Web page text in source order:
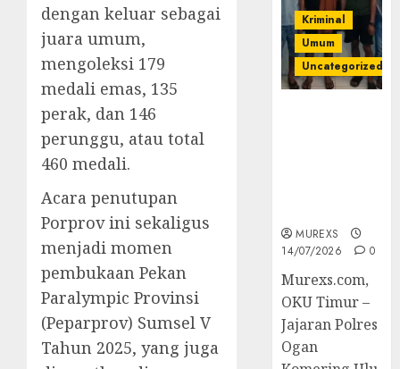
dengan keluar sebagai
juara umum,
mengoleksi 179
medali emas, 135
perak, dan 146
perunggu, atau total
460 medali.
Acara penutupan
Porprov ini sekaligus
menjadi momen
pembukaan Pekan
Paralympic Provinsi
(Peparprov) Sumsel V
Tahun 2025, yang juga
Kriminal
Umum
Uncategorized
MUREXS
14/07/2026
0
Murexs.com,
OKU Timur –
Jajaran Polres
Ogan